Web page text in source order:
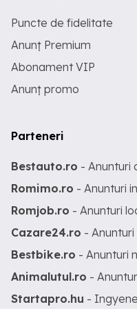
Puncte de fidelitate
Anunț Premium
Abonament VIP
Anunț promo
Parteneri
Bestauto.ro - Anunturi
Romimo.ro - Anunturi
Romjob.ro - Anunturi
Cazare24.ro -
Bestbike.ro - Anunturi
Animalutul.ro -
Startapro.hu -